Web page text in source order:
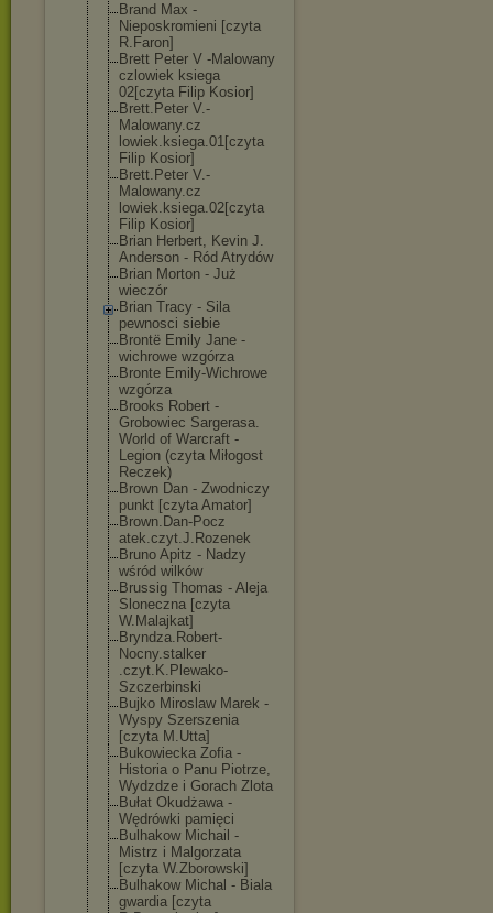
Brand Max -
Nieposkromieni [czyta
R.Faron]
Brett Peter V -Malowany
czlowiek ksiega
02[czyta Filip Kosior]
Brett.Peter V.-
Malowany.cz
lowiek.ksiega.01[czyta
Filip Kosior]
Brett.Peter V.-
Malowany.cz
lowiek.ksiega.02[czyta
Filip Kosior]
Brian Herbert, Kevin J.
Anderson - Ród Atrydów
Brian Morton - Już
wieczór
Brian Tracy - Sila
pewnosci siebie
Brontë Emily Jane -
wichrowe wzgórza
Bronte Emily-Wichrowe
wzgórza
Brooks Robert -
Grobowiec Sargerasa.
World of Warcraft -
Legion (czyta Miłogost
Reczek)
Brown Dan - Zwodniczy
punkt [czyta Amator]
Brown.Dan-Pocz
atek.czyt.J.Rozenek
Bruno Apitz - Nadzy
wśród wilków
Brussig Thomas - Aleja
Sloneczna [czyta
W.Malajkat]
Bryndza.Robert-
Nocny.stalker
.czyt.K.Plewako-
Szczerbinski
Bujko Miroslaw Marek -
Wyspy Szerszenia
[czyta M.Utta]
Bukowiecka Zofia -
Historia o Panu Piotrze,
Wydzdze i Gorach Zlota
Bułat Okudżawa -
Wędrówki pamięci
Bulhakow Michail -
Mistrz i Malgorzata
[czyta W.Zborowski]
Bulhakow Michal - Biala
gwardia [czyta